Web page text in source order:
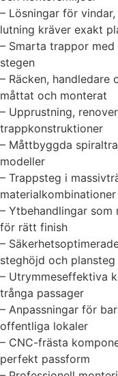
– Lösningar för
lutning kräver exakt
– Smarta trappor
stegen
– Räcken, handledare
måttat och monterat
– Upprustning,
trappkonstruktioner
– Måttbyggda
modeller
– Trappsteg i
materialkombinationer
– Ytbehandlingar som
för rätt finish
–
steghöjd och plansteg
– Utrymmeseffektiva
trånga passager
– Anpassningar för
offentliga lokaler
– CNC-frästa
perfekt passform